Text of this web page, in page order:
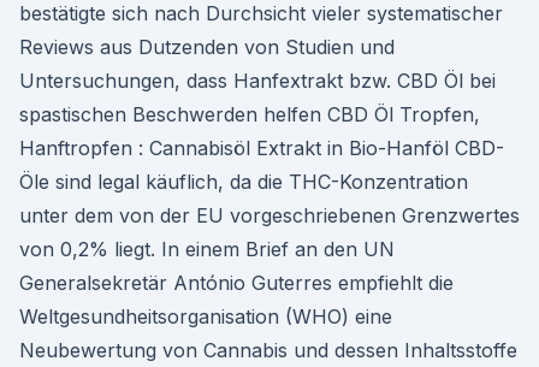
bestätigte sich nach Durchsicht vieler systematischer
Reviews aus Dutzenden von Studien und
Untersuchungen, dass Hanfextrakt bzw. CBD Öl bei
spastischen Beschwerden helfen CBD Öl Tropfen,
Hanftropfen : Cannabisöl Extrakt in Bio-Hanföl CBD-
Öle sind legal käuflich, da die THC-Konzentration
unter dem von der EU vorgeschriebenen Grenzwertes
von 0,2% liegt. In einem Brief an den UN
Generalsekretär António Guterres empfiehlt die
Weltgesundheitsorganisation (WHO) eine
Neubewertung von Cannabis und dessen Inhaltsstoffe